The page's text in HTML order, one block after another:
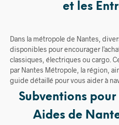
et les
Dans la métropole de Nantes,
disponibles pour encourager
classiques, électriques ou cargo.
par Nantes Métropole, la région,
guide détaillé pour vous aider à
Subventions
Aides de